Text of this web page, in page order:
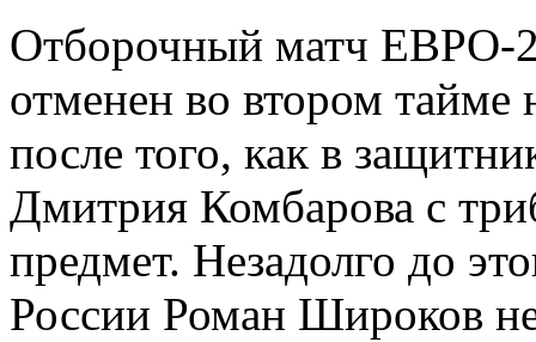
Отборочный матч ЕВРО-
отменен во втором тайме
после того, как в
Дмитрия Комбарова с
предмет. Незадолго до
России Роман Широков не